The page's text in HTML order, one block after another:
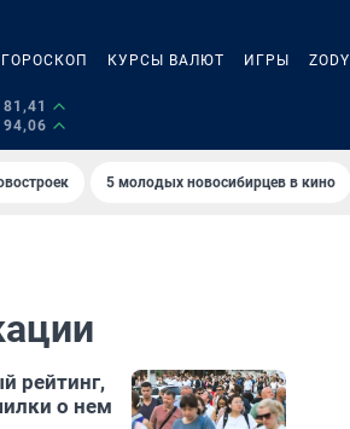
ГОРОСКОП КУРСЫ ВАЛЮТ ИГРЫ ZODY
81,41
94,06
5 молодых новосибирцев в кино
рейтинг,
о нем